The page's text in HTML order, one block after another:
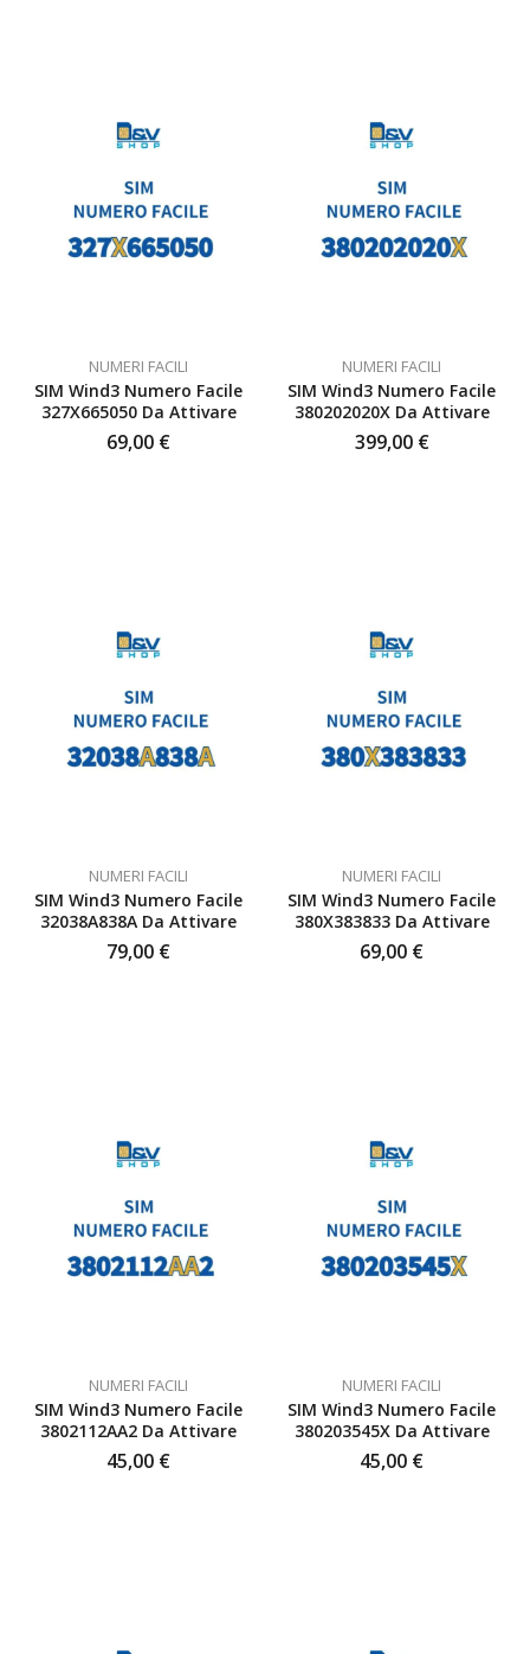
NUMERI FACILI
SIM Wind3 Numero Facile
327X665050 Da Attivare
69,00 €
NUMERI FACILI
SIM Wind3 Numero Facile
380202020X Da Attivare
399,00 €
NUMERI FACILI
SIM Wind3 Numero Facile
32038A838A Da Attivare
79,00 €
NUMERI FACILI
SIM Wind3 Numero Facile
380X383833 Da Attivare
69,00 €
NUMERI FACILI
SIM Wind3 Numero Facile
3802112AA2 Da Attivare
45,00 €
NUMERI FACILI
SIM Wind3 Numero Facile
380203545X Da Attivare
45,00 €